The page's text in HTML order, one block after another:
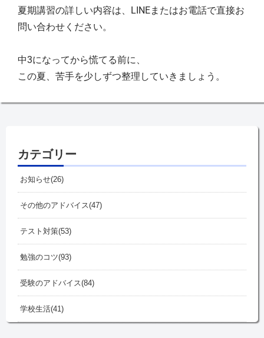
夏期講習の詳しい内容は、LINEまたはお電話で直接お
問い合わせください。
中3になってから慌てる前に、
この夏、苦手を少しずつ整理していきましょう。
カテゴリー
お知らせ 26
その他のアドバイス 47
テスト対策 53
勉強のコツ 93
受験のアドバイス 84
学校生活 41